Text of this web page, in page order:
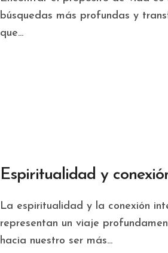
búsquedas más profundas y
que...
Espiritualidad y
La espiritualidad y la conexión interior
representan un viaje
hacia nuestro ser más...